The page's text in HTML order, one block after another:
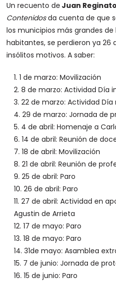
Un recuento de Juan Reginato
Contenidosda cuenta de que
los municipios más grandes
habitantes, se perdieron ya 26
insólitos motivos. A saber:
1 de marzo: Movilización
8 de marzo: Actividad Día
22 de marzo: Actividad
29 de marzo: Jornada de
4 de abril: Homenaje a
14 de abril: Reunión de
18 de abril: Movilización
21 de abril: Reunión de
25 de abril: Paro
26 de abril: Paro
27 de abril: Actividad en
Agustin de Arrieta
17 de mayo: Paro
18 de mayo: Paro
31de mayo: Asamblea
7 de junio: Jornada de
15 de junio: Paro